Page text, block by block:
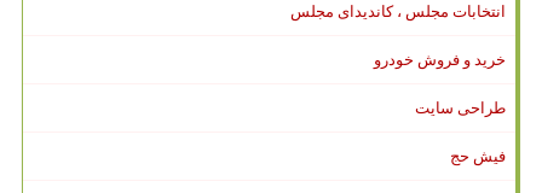
انتخابات مجلس ، کاندیدای مجلس
خرید و فروش خودرو
طراحی سایت
فیش حج